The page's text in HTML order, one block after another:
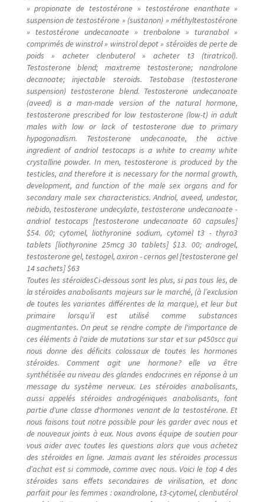
Karmapa
Live vidéo
LYCÉE MAMAN MOTEMA MPIKO
Mon compte
Nouveautés
olingi nini
Ozo beta mabe
Page d’exemple
Panier
Réclamation de facture
Réservation salle
Réserve chambre
Reservevoiture
Sublime parfum qui chante
tourisme
Tous les artistes
» propionate de testostérone » testostérone enanthate »
suspension de testostérone » (sustanon) » méthyltestostérone
» testostérone undecanoate » trenbolone » turanabol »
comprimés de winstrol » winstrol depot » stéroïdes de perte de
poids » acheter clenbuterol » acheter t3 (tiratricol).
Testosterone blend; maxtreme testosterone; nandrolone
decanoate; injectable steroids. Testobase (testosterone
suspension) testosterone blend. Testosterone undecanoate
(aveed) is a man-made version of the natural hormone,
testosterone prescribed for low testosterone (low-t) in adult
males with low or lack of testosterone due to primary
hypogonadism. Testosterone undecanoate, the active
ingredient of andriol testocaps is a white to creamy white
crystalline powder. In men, testosterone is produced by the
testicles, and therefore it is necessary for the normal growth,
development, and function of the male sex organs and for
secondary male sex characteristics. Andriol, aveed, undestor,
nebido, testosterone undecylate, testosterone undecanoate -
andriol testocaps [testosterone undecanoate 60 capsules]
$54. 00; cytomel, liothyronine sodium, cytomel t3 - thyro3
tablets [liothyronine 25mcg 30 tablets] $13. 00; androgel,
testosterone gel, testogel, axiron - cernos gel [testosterone gel
14 sachets] $63
Toutes les stéroïdesCi-dessous sont les plus, si pas tous les, de
la stéroïdes anabolisants majeurs sur le marché, (à l’exclusion
de toutes les variantes différentes de la marque), et leur but
primaire lorsqu’il est utilisé comme substances
augmentantes. On peut se rendre compte de l'importance de
ces éléments à l'aide de mutations sur star et sur p450scc qui
nous donne des déficits colossaux de toutes les hormones
stéroïdes. Comment agit une hormone? elle va être
synthétisée au niveau des glandes endocrines en réponse à un
message du système nerveux. Les stéroïdes anabolisants,
aussi appelés stéroïdes androgéniques anabolisants, font
partie d'une classe d'hormones venant de la testostérone. Et
nous faisons tout notre possible pour les garder avec nous et
de nouveaux joints à eux. Nous avons équipe de soutien pour
vous aider avec toutes les questions alors que vous achetez
des stéroïdes en ligne. Jamais avant les stéroïdes processus
d’achat est si commode, comme avec nous. Voici le top 4 des
stéroïdes sans effets secondaires de virilisation, et donc
parfait pour les femmes : oxandrolone, t3-cytomel, clenbutérol